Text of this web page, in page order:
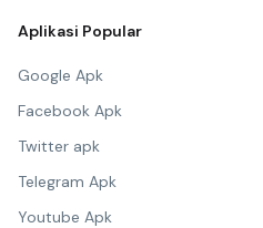
Aplikasi Popular
Google Apk
Facebook Apk
Twitter apk
Telegram Apk
Youtube Apk